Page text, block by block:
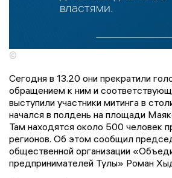
©
Сегодня в 13.20 они прекратили
обращением к ним и
выступили участники митинга в
начался в полдень на площади
Там находятся около 500 человек
регионов. Об этом сообщил
общественной организации
предпринимателей Тулы» Роман